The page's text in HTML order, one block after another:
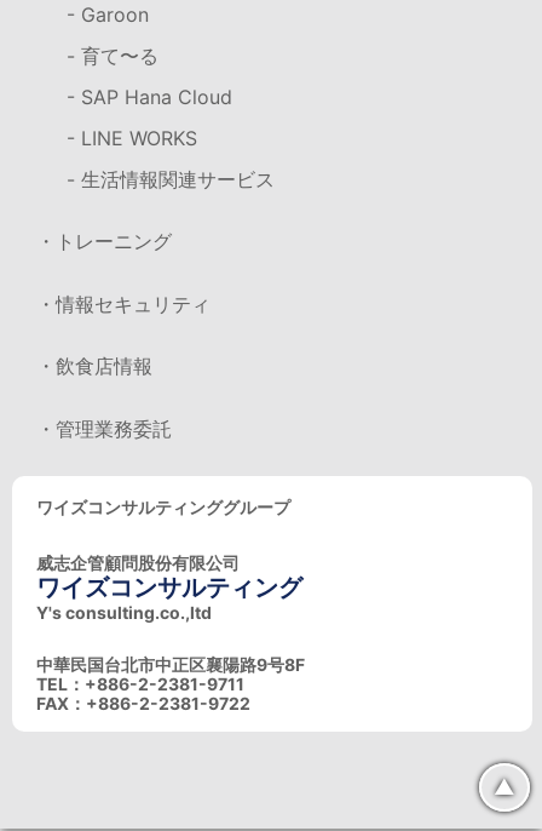
- Garoon
- 育て〜る
- SAP Hana Cloud
- LINE WORKS
- 生活情報関連サービス
・トレーニング
・情報セキュリティ
・飲食店情報
・管理業務委託
ワイズコンサルティンググループ
威志企管顧問股份有限公司
ワイズコンサルティング
Y's consulting.co.,ltd
中華民国台北市中正区襄陽路9号8F
TEL：+886-2-2381-9711
FAX：+886-2-2381-9722
▲